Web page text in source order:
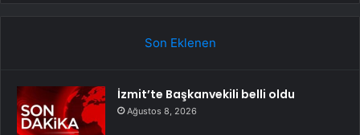
Son Eklenen
İzmit’te Başkanvekili belli oldu
Ağustos 8, 2026